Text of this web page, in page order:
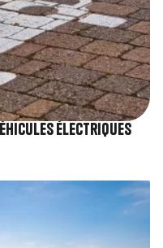
électriques